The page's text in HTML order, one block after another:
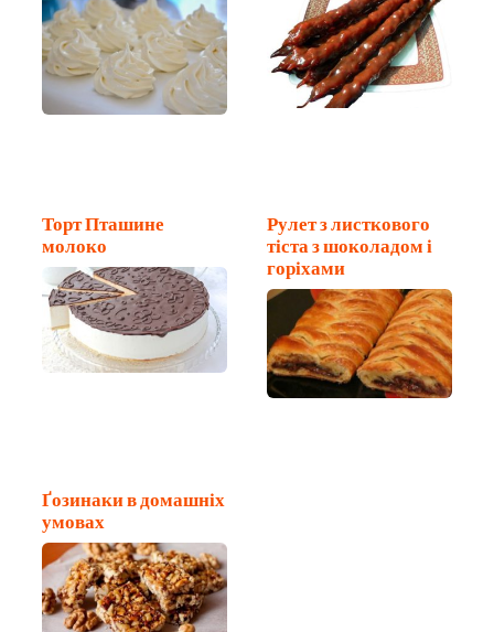
Торт Пташине
молоко
Рулет з листкового
тіста з шоколадом і
горіхами
Ґозинаки в домашніх
умовах